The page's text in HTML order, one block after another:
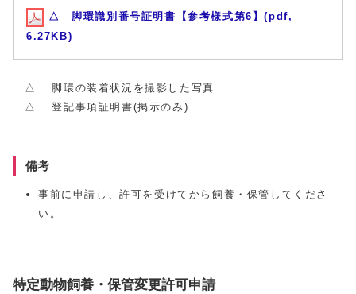
△ 脚環識別番号証明書【参考様式第6】(pdf,
6.27KB)
△ 脚環の装着状況を撮影した写真
△ 登記事項証明書(掲示のみ)
備考
事前に申請し、許可を受けてから飼養・保管してくださ
い。
特定動物飼養・保管変更許可申請